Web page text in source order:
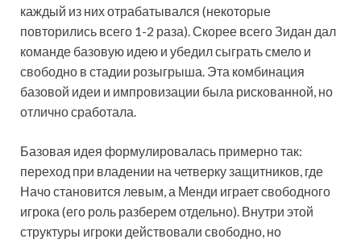
каждый из них отрабатывался (некоторые
повторились всего 1-2 раза). Скорее всего Зидан дал
команде базовую идею и убедил сыграть смело и
свободно в стадии розыгрыша. Эта комбинация
базовой идеи и импровизации была рискованной, но
отлично сработала.
Базовая идея формулировалась примерно так:
переход при владении на четверку защитников, где
Начо становится левым, а Менди играет свободного
игрока (его роль разберем отдельно). Внутри этой
структуры игроки действовали свободно, но